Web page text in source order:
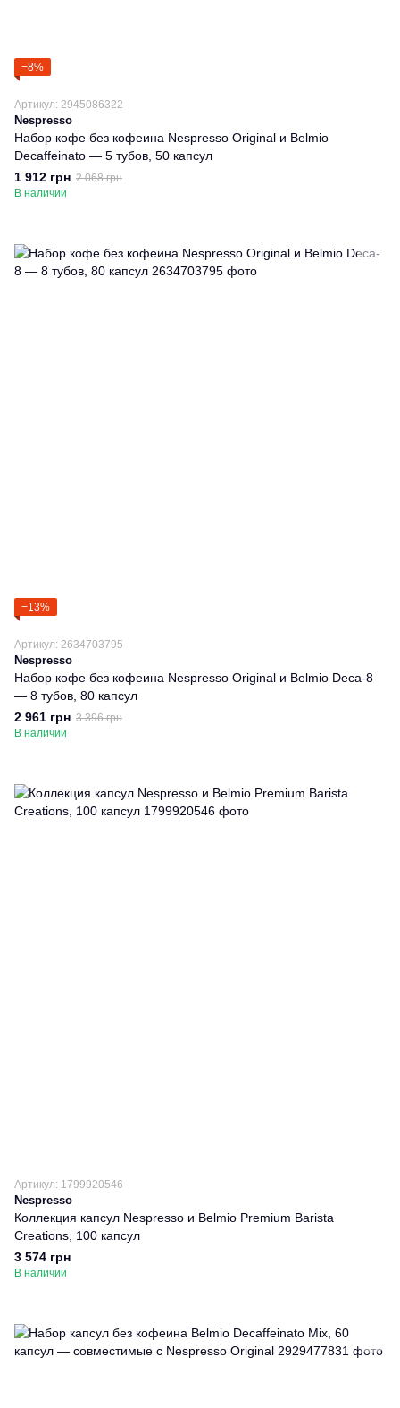
−8%
Артикул: 2945086322
Nespresso
Набор кофе без кофеина Nespresso Original и Belmio
Decaffeinato — 5 тубов, 50 капсул
1 912 грн 2 068 грн
В наличии
−13%
Артикул: 2634703795
Nespresso
Набор кофе без кофеина Nespresso Original и Belmio Deca-8
— 8 тубов, 80 капсул
2 961 грн 3 396 грн
В наличии
Артикул: 1799920546
Nespresso
Коллекция капсул Nespresso и Belmio Premium Barista
Creations, 100 капсул
3 574 грн
В наличии